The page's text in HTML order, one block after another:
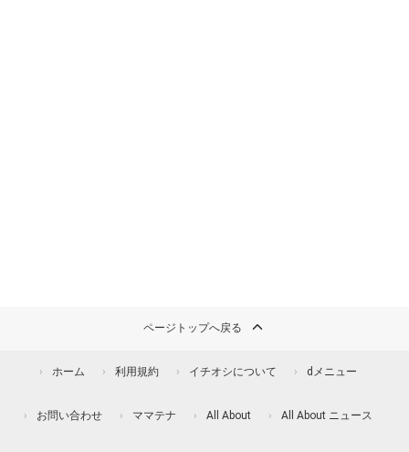
ページトップへ戻る
ホーム 利用規約 イチオシについて dメニュー
お問い合わせ ママテナ All About All About ニュース